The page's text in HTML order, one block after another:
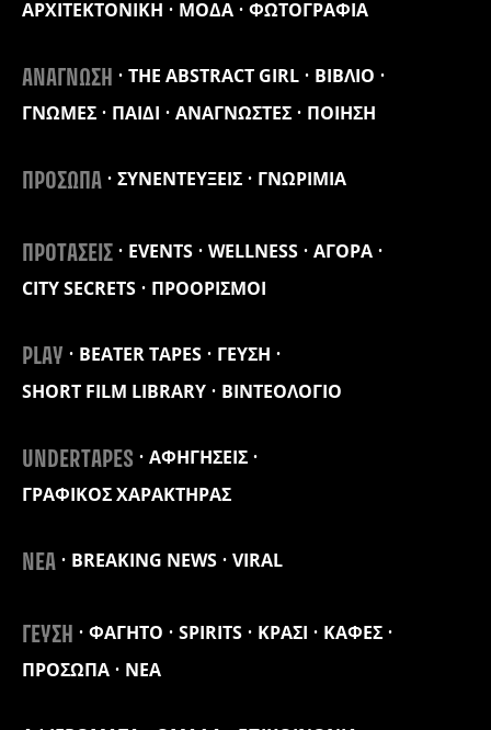
ΑΡΧΙΤΕΚΤΟΝΙΚΗ
ΜΟΔΑ ΦΩΤΟΓΡΑΦΙΑ
ΑΝΑΓΝΩΣΗ THE ABSTRACT GIRL
ΒΙΒΛΙΟ
ΓΝΩΜΕΣ
ΠΑΙΔΙ ΑΝΑΓΝΩΣΤΕΣ ΠΟΙΗΣΗ
ΠΡΟΣΩΠΑ ΣΥΝΕΝΤΕΥΞΕΙΣ ΓΝΩΡΙΜΙΑ
ΠΡΟΤΑΣΕΙΣ EVENTS WELLNESS
ΑΓΟΡΑ
CITY SECRETS
ΠΡΟΟΡΙΣΜΟΙ
PLAY BEATER TAPES
ΓΕΥΣΗ
SHORT FILM LIBRARY
ΒΙΝΤΕΟΛΟΓΙΟ
UNDERTAPES
ΑΦΗΓΗΣΕΙΣ
ΓΡΑΦΙΚΟΣ ΧΑΡΑΚΤΗΡΑΣ
ΝΕΑ BREAKING NEWS VIRAL
ΓΕΥΣΗ ΦΑΓΗΤΟ SPIRITS ΚΡΑΣΙ
ΚΑΦΕΣ
ΠΡΟΣΩΠΑ
ΝΕΑ